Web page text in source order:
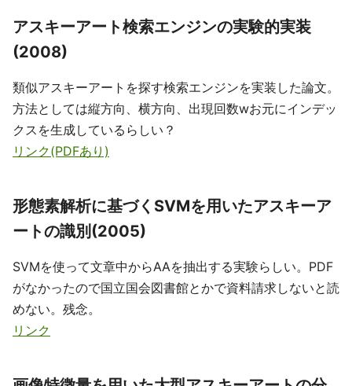
アスキーアート検索エンジンの実験的実装
(2008)
類似アスキーアートを探す検索エンジンを実装した論文。
方法としては縦方向、横方向、出現回数wお元にインデッ
クスを生成しているらしい？
リンク(PDFあり)
形態素解析に基づくSVMを用いたアスキーア
ートの識別(2005)
SVMを使って文章中からAAを抽出する実験らしい。PDF
がなかったので国立国会図書館とかで資料請求しないと読
めない。残念。
リンク